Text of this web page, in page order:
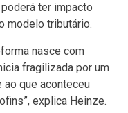
ter impacto
modelo tributário.
nasce com
fragilizada por um
que aconteceu
explica Heinze.